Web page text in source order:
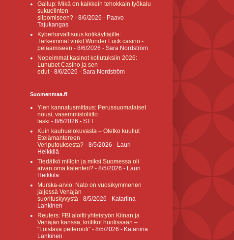
Gallup: Mikä on kaikkein tehokkain työkalu
sukuelinten
silpomiseen? - 8/6/2026 - Paavo
Tajukangas
Kyberturvallisuus kotikäyttäjille:
Tärkeimmät vinkit Wonder Luck casino -
pelaamiseen - 8/6/2026 - Sara Nordström
Nopeimmat kasinot kotiutuksiin 2026:
Lunubet Casino ja sen
edut- 8/6/2026 - Sara Nordström
Suomenmaa.fi
Ylen kannatusmittaus: Perussuomalaiset
nousi, vasemmistoliitto
laski - 8/6/2026 - STT
Kuin kauhuelokuvasta – Oletko kuullut
Etelämantereen
Veriputouksesta? - 8/5/2026 - Lauri
Heikkilä
Tiedätkö milloin ja miksi Suomessa oli
aivan oma kalenteri? - 8/5/2026 - Lauri
Heikkilä
Murska-arvio: Nato on vuosikymmenen
jäljessä Venäjän
suorituskyvystä - 8/5/2026 - Katariina
Lankinen
Reuters: FBI aloitti yhteistyön Kiinan ja
Venäjän kanssa, kriitikot huolissaan –
"Loistava peiterooli" - 8/5/2026 - Katariina
Lankinen